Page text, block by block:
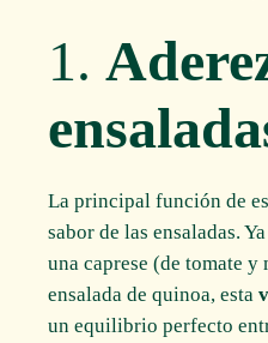
1.
La principal función de
sabor de las ensaladas.
una caprese (de tomate y
ensalada de quinoa, esta
un equilibrio perfecto